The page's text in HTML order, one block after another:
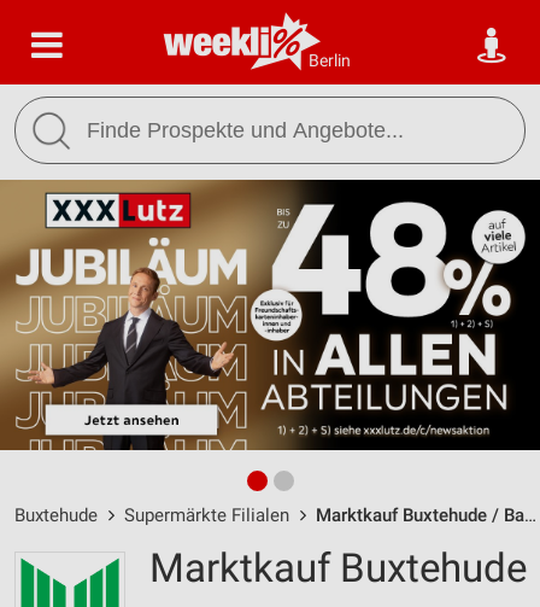
Berlin
Buxtehude Supermärkte Filialen Marktkauf Buxtehude / Bahnhofstr. 47 - Öffnungszeiten & Adresse
Marktkauf Buxtehude